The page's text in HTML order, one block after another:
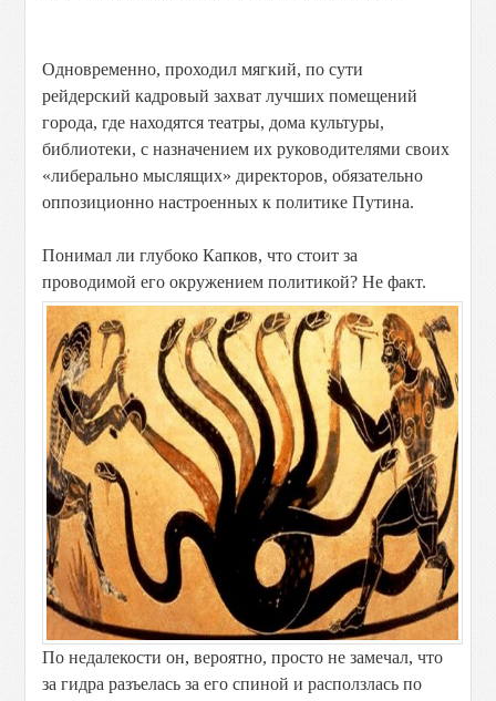
Одновременно, проходил мягкий, по сути
рейдерский кадровый захват лучших помещений
города, где находятся театры, дома культуры,
библиотеки, с назначением их руководителями своих
«либерально мыслящих» директоров, обязательно
оппозиционно настроенных к политике Путина.
Понимал ли глубоко Капков, что стоит за
проводимой его окружением политикой? Не факт.
По недалекости он, вероятно, просто не замечал, что
за гидра разъелась за его спиной и расползлась по